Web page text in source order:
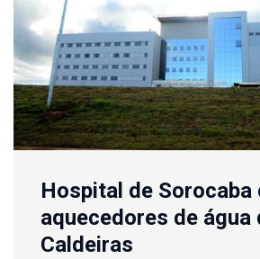
Hospital de Sorocaba
aquecedores de água
Caldeiras